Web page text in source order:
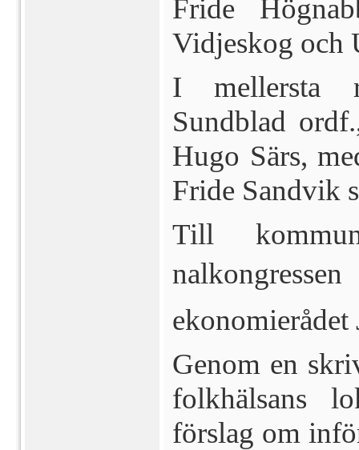
Fride
Vidjeskog och
I mellersta
Sundblad
Hugo Särs,
Fride Sand­vik
Till
ekonomierådet
Genom en
folkhälsans
förslag om